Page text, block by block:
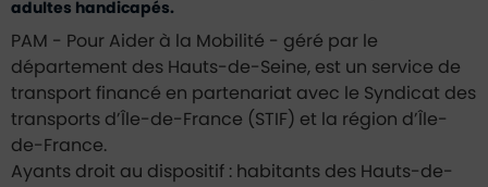
adultes handicapés.
PAM - Pour Aider à la Mobilité - géré par le
département des Hauts-de-Seine, est un service de
transport financé en partenariat avec le Syndicat des
transports d’Île-de-France (STIF) et la région d’Île-
de-France.
Ayants droit au dispositif : habitants des Hauts-de-